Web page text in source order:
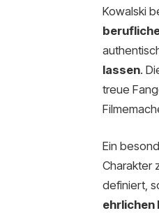
Kowalski
lassen.
treue
Ein
Charakter
definiert,
ehrlichen